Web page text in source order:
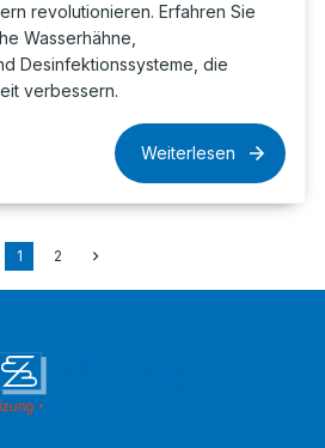
revolutionieren. Erfahren Sie
Wasserhähne,
Desinfektionssysteme, die
verbessern.
Weiterlesen
1 2